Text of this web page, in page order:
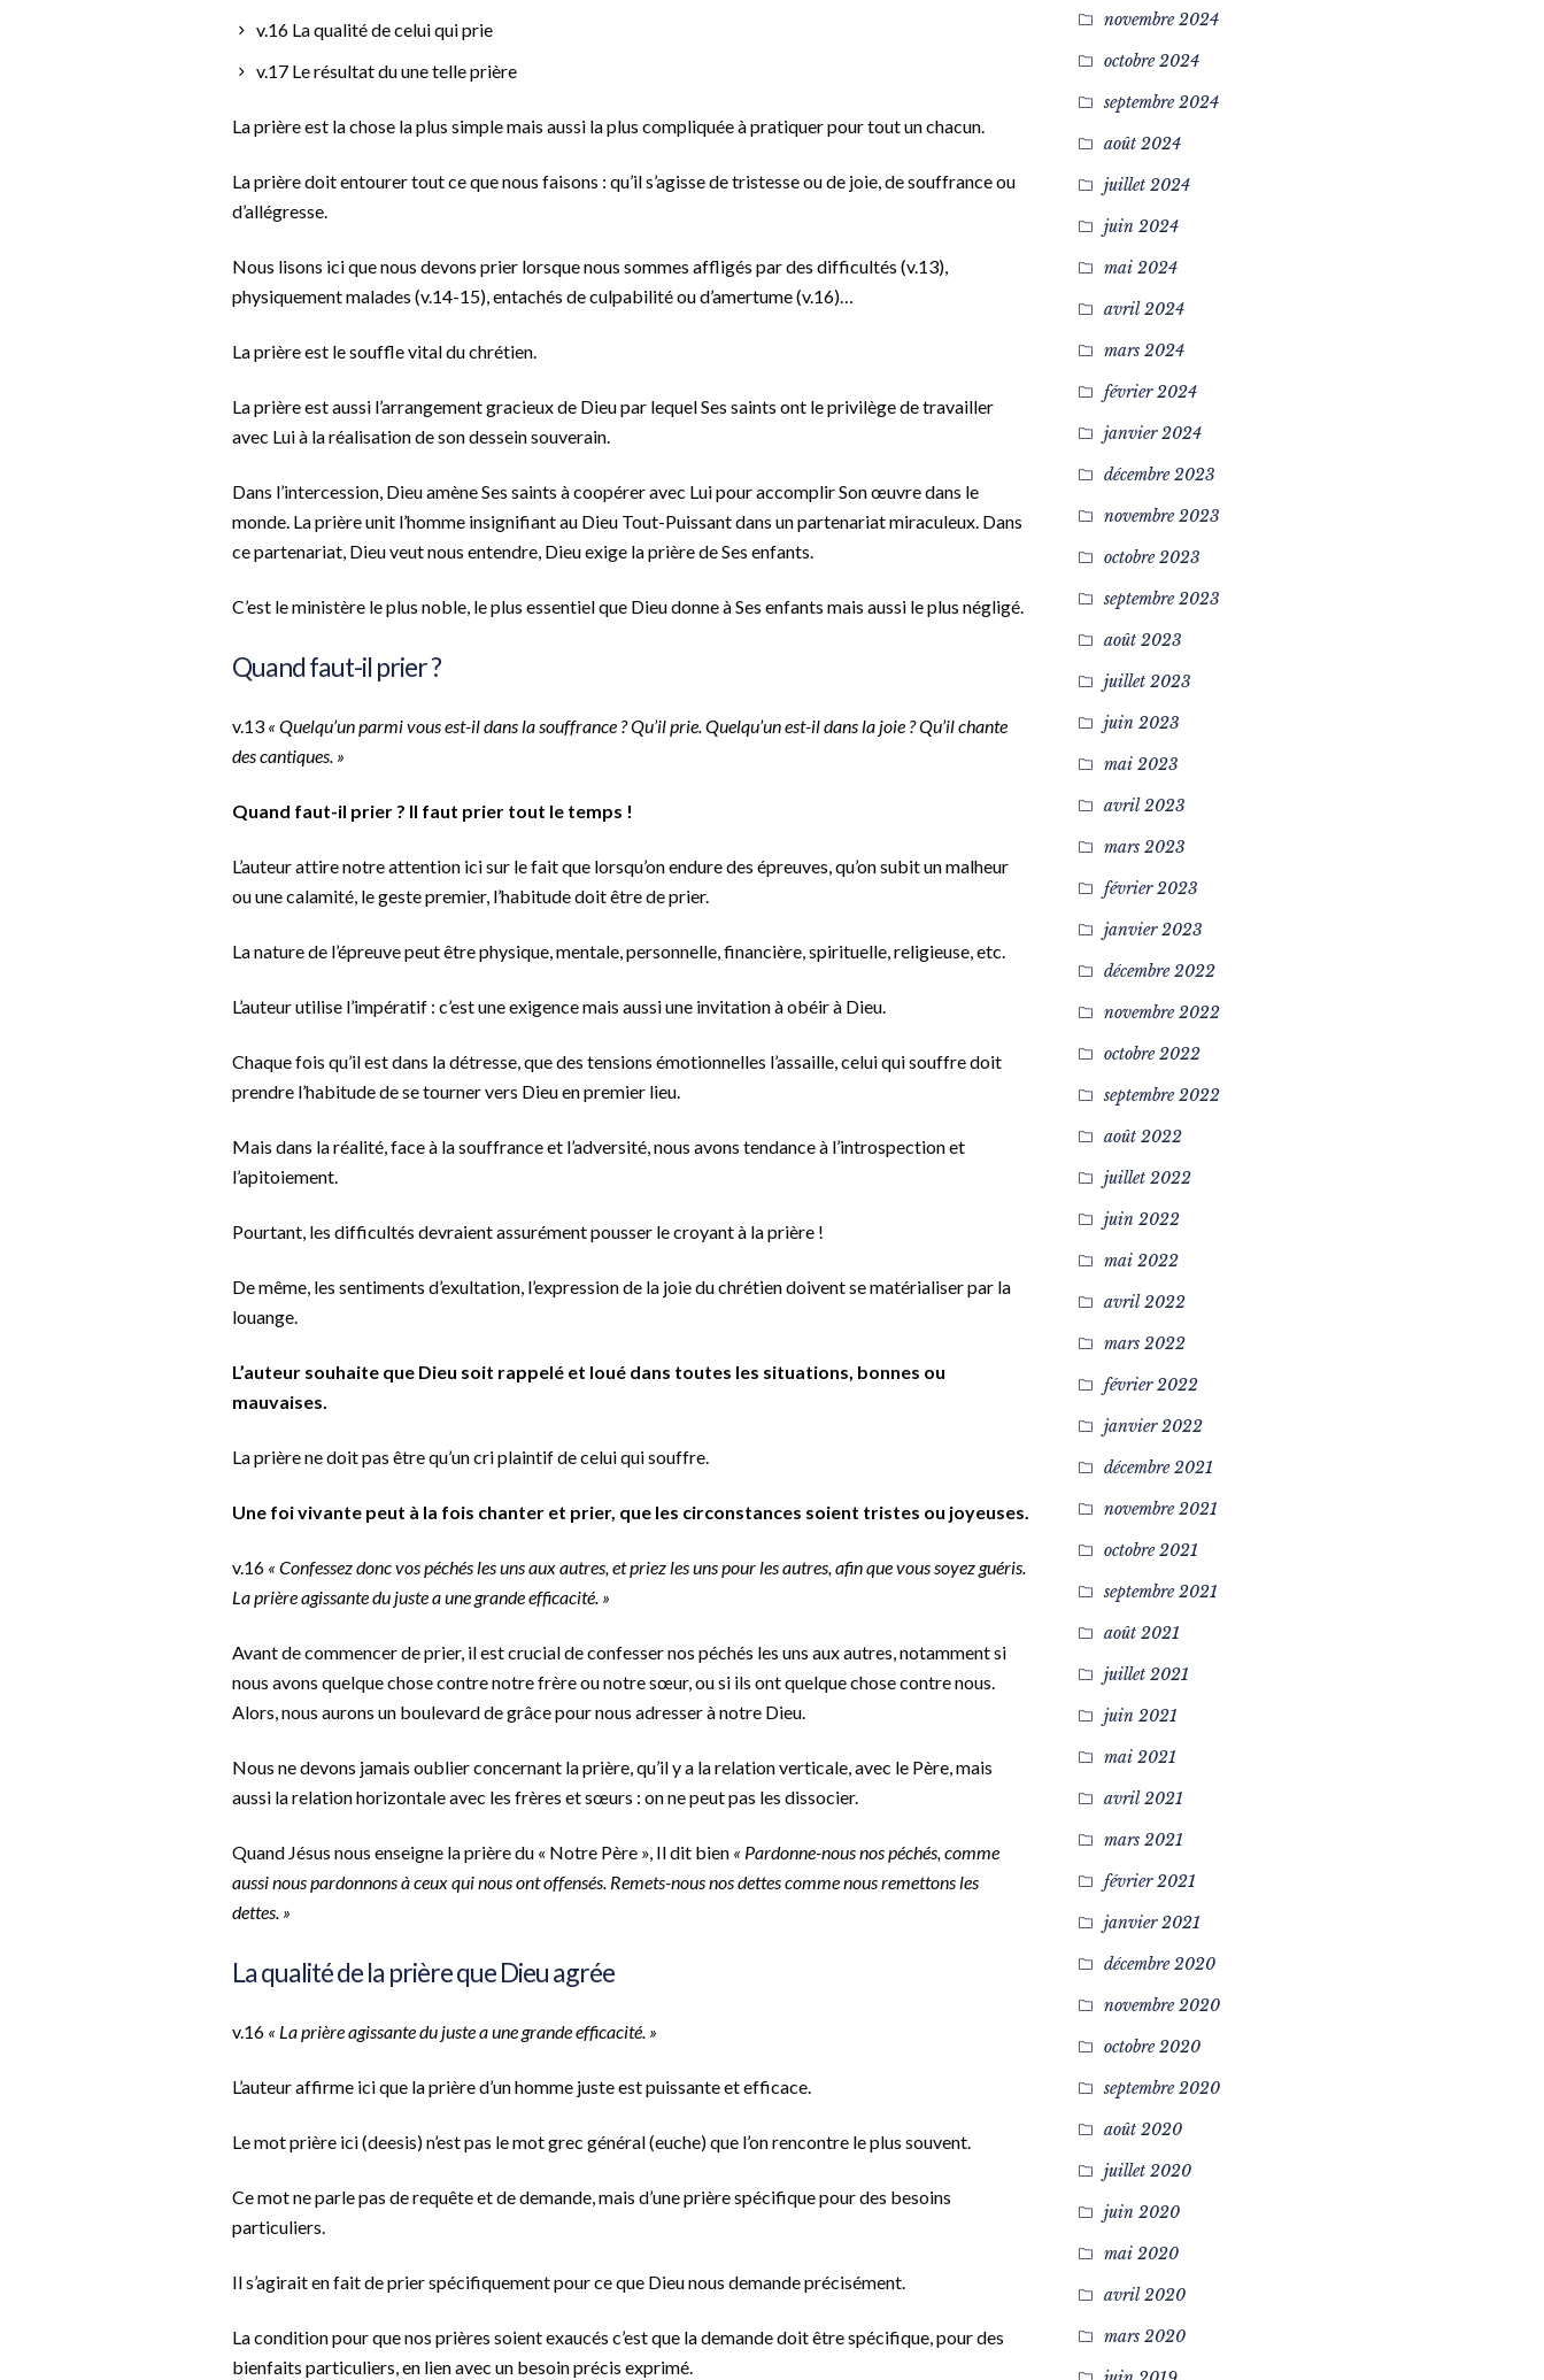
v.16 La qualité de celui qui prie
v.17 Le résultat du une telle prière
La prière est la chose la plus simple mais aussi la plus compliquée à pratiquer pour tout un chacun.
La prière doit entourer tout ce que nous faisons : qu’il s’agisse de tristesse ou de joie, de souffrance ou
d’allégresse.
Nous lisons ici que nous devons prier lorsque nous sommes affligés par des difficultés (v.13),
physiquement malades (v.14-15), entachés de culpabilité ou d’amertume (v.16)…
La prière est le souffle vital du chrétien.
La prière est aussi l’arrangement gracieux de Dieu par lequel Ses saints ont le privilège de travailler
avec Lui à la réalisation de son dessein souverain.
Dans l’intercession, Dieu amène Ses saints à coopérer avec Lui pour accomplir Son œuvre dans le
monde. La prière unit l’homme insignifiant au Dieu Tout-Puissant dans un partenariat miraculeux. Dans
ce partenariat, Dieu veut nous entendre, Dieu exige la prière de Ses enfants.
C’est le ministère le plus noble, le plus essentiel que Dieu donne à Ses enfants mais aussi le plus négligé.
Quand faut-il prier ?
v.13 « Quelqu’un parmi vous est-il dans la souffrance ? Qu’il prie. Quelqu’un est-il dans la joie ? Qu’il chante
des cantiques. »
Quand faut-il prier ? Il faut prier tout le temps !
L’auteur attire notre attention ici sur le fait que lorsqu’on endure des épreuves, qu’on subit un malheur
ou une calamité, le geste premier, l’habitude doit être de prier.
La nature de l’épreuve peut être physique, mentale, personnelle, financière, spirituelle, religieuse, etc.
L’auteur utilise l’impératif : c’est une exigence mais aussi une invitation à obéir à Dieu.
Chaque fois qu’il est dans la détresse, que des tensions émotionnelles l’assaille, celui qui souffre doit
prendre l’habitude de se tourner vers Dieu en premier lieu.
Mais dans la réalité, face à la souffrance et l’adversité, nous avons tendance à l’introspection et
l’apitoiement.
Pourtant, les difficultés devraient assurément pousser le croyant à la prière !
De même, les sentiments d’exultation, l’expression de la joie du chrétien doivent se matérialiser par la
louange.
L’auteur souhaite que Dieu soit rappelé et loué dans toutes les situations, bonnes ou
mauvaises.
La prière ne doit pas être qu’un cri plaintif de celui qui souffre.
Une foi vivante peut à la fois chanter et prier, que les circonstances soient tristes ou joyeuses.
v.16 « Confessez donc vos péchés les uns aux autres, et priez les uns pour les autres, afin que vous soyez guéris.
La prière agissante du juste a une grande efficacité. »
Avant de commencer de prier, il est crucial de confesser nos péchés les uns aux autres, notamment si
nous avons quelque chose contre notre frère ou notre sœur, ou si ils ont quelque chose contre nous.
Alors, nous aurons un boulevard de grâce pour nous adresser à notre Dieu.
Nous ne devons jamais oublier concernant la prière, qu’il y a la relation verticale, avec le Père, mais
aussi la relation horizontale avec les frères et sœurs : on ne peut pas les dissocier.
Quand Jésus nous enseigne la prière du « Notre Père », Il dit bien « Pardonne-nous nos péchés, comme
aussi nous pardonnons à ceux qui nous ont offensés. Remets-nous nos dettes comme nous remettons les
dettes. »
La qualité de la prière que Dieu agrée
v.16 « La prière agissante du juste a une grande efficacité. »
L’auteur affirme ici que la prière d’un homme juste est puissante et efficace.
Le mot prière ici (deesis) n’est pas le mot grec général (euche) que l’on rencontre le plus souvent.
Ce mot ne parle pas de requête et de demande, mais d’une prière spécifique pour des besoins
particuliers.
Il s’agirait en fait de prier spécifiquement pour ce que Dieu nous demande précisément.
La condition pour que nos prières soient exaucés c’est que la demande doit être spécifique, pour des
bienfaits particuliers, en lien avec un besoin précis exprimé.
novembre 2024
octobre 2024
septembre 2024
août 2024
juillet 2024
juin 2024
mai 2024
avril 2024
mars 2024
février 2024
janvier 2024
décembre 2023
novembre 2023
octobre 2023
septembre 2023
août 2023
juillet 2023
juin 2023
mai 2023
avril 2023
mars 2023
février 2023
janvier 2023
décembre 2022
novembre 2022
octobre 2022
septembre 2022
août 2022
juillet 2022
juin 2022
mai 2022
avril 2022
mars 2022
février 2022
janvier 2022
décembre 2021
novembre 2021
octobre 2021
septembre 2021
août 2021
juillet 2021
juin 2021
mai 2021
avril 2021
mars 2021
février 2021
janvier 2021
décembre 2020
novembre 2020
octobre 2020
septembre 2020
août 2020
juillet 2020
juin 2020
mai 2020
avril 2020
mars 2020